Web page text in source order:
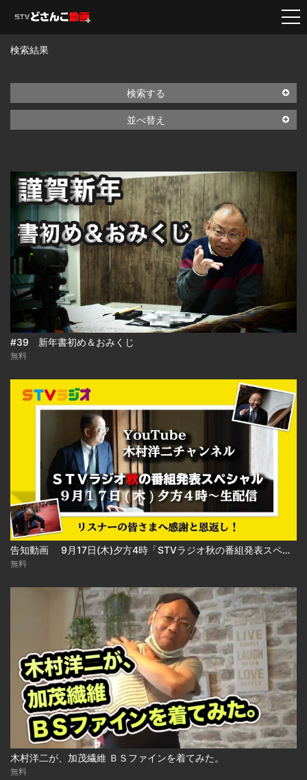
検索結果
検索する
並べ替え
#39 新年書初め＆おみくじ
無料
告知動画 9月17日(木)夕方4時「STVラジオ秋の番組発表スペシャル」生配信告知
無料
木村洋二が、加茂繊維 ＢＳファインを着てみた。
無料